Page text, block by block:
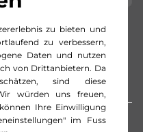
zu bieten und
zu verbessern,
Daten und nutzen
von Drittanbietern. Da
sind diese
würden uns freuen,
Ihre Einwilligung
im Fuss